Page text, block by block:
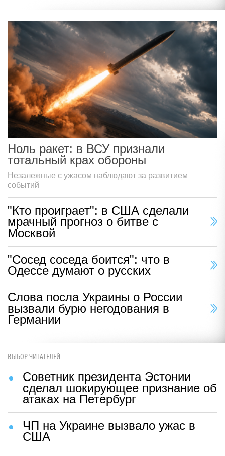
Ноль ракет: в ВСУ признали
тотальный крах обороны
Незалежные с ужасом наблюдают за развитием
событий
"Кто проиграет": в США сделали
мрачный прогноз о битве с
Москвой
"Сосед соседа боится": что в
Одессе думают о русских
Слова посла Украины о России
вызвали бурю негодования в
Германии
ВЫБОР ЧИТАТЕЛЕЙ
Советник президента Эстонии
сделал шокирующее признание об
атаках на Петербург
ЧП на Украине вызвало ужас в
США